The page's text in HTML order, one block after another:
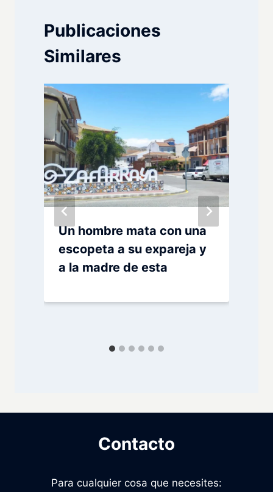
Publicaciones
Similares
Un hombre mata con una
escopeta a su expareja y
a la madre de esta
Contacto
Para cualquier cosa que necesites: